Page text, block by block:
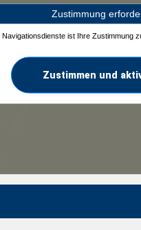
Zustimmung
ist Ihre Zustimmung
Zustimmen und